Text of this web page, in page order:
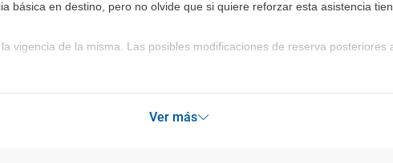
básica en destino, pero no olvide que si quiere reforzar esta asistencia
vigencia de la misma. Las posibles modificaciones de reserva
Ver más